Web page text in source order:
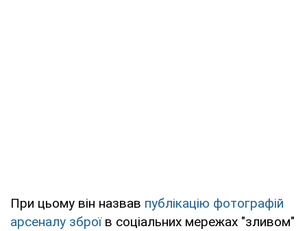
При цьому він назвав публікацію фотографій
арсеналу зброїв соціальних мережах "зливом"